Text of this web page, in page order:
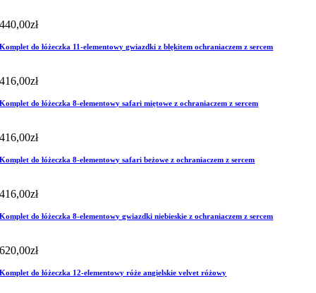
440,00zł
Komplet do łóżeczka 11-elementowy gwiazdki z błękitem ochraniaczem z sercem
416,00zł
Komplet do łóżeczka 8-elementowy safari miętowe z ochraniaczem z sercem
416,00zł
Komplet do łóżeczka 8-elementowy safari beżowe z ochraniaczem z sercem
416,00zł
Komplet do łóżeczka 8-elementowy gwiazdki niebieskie z ochraniaczem z sercem
620,00zł
Komplet do łóżeczka 12-elementowy róże angielskie velvet różowy